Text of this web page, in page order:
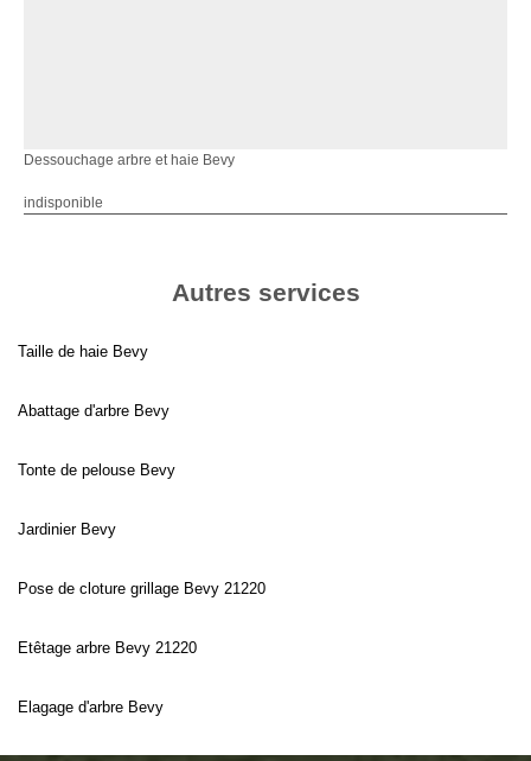
Dessouchage arbre et haie Bevy
indisponible
Autres services
Taille de haie Bevy
Abattage d'arbre Bevy
Tonte de pelouse Bevy
Jardinier Bevy
Pose de cloture grillage Bevy 21220
Etêtage arbre Bevy 21220
Elagage d'arbre Bevy